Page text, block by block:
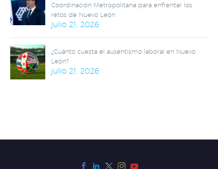
Coordinación Metropolitana para enfrentar los
retos de Nuevo León
julio 21, 2026
¿Cuánto cuesta el ausentismo laboral en Nuevo
León?
julio 21, 2026